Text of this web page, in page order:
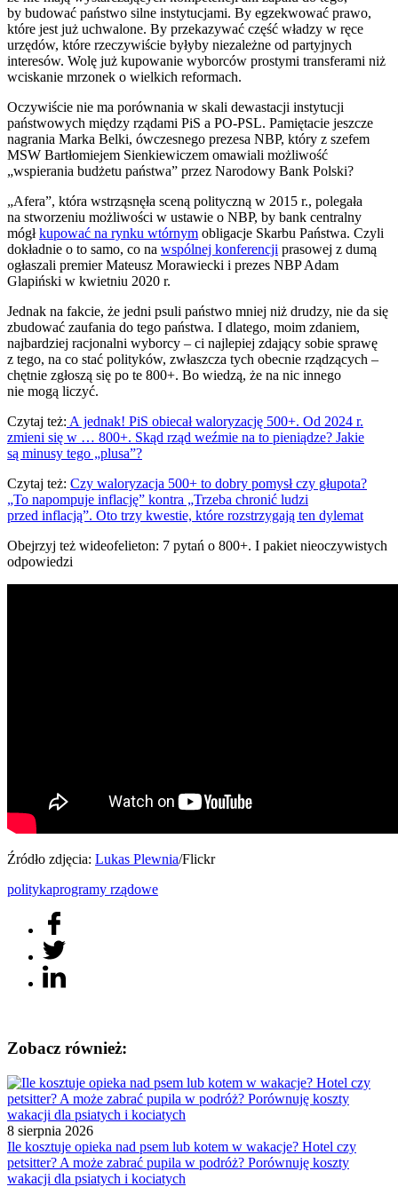
by budować państwo silne instytucjami. By egzekwować prawo,
które jest już uchwalone. By przekazywać część władzy w ręce
urzędów, które rzeczywiście byłyby niezależne od partyjnych
interesów. Wolę już kupowanie wyborców prostymi transferami niż
wciskanie mrzonek o wielkich reformach.
Oczywiście nie ma porównania w skali dewastacji instytucji
państwowych między rządami PiS a PO-PSL. Pamiętacie jeszcze
nagrania Marka Belki, ówczesnego prezesa NBP, który z szefem
MSW Bartłomiejem Sienkiewiczem omawiali możliwość
„wspierania budżetu państwa” przez Narodowy Bank Polski?
„Afera”, która wstrząsnęła sceną polityczną w 2015 r., polegała
na stworzeniu możliwości w ustawie o NBP, by bank centralny
mógłkupować na rynku wtórnym obligacje Skarbu Państwa. Czyli
dokładnie o to samo, co na wspólnej konferencji prasowej z dumą
ogłaszali premier Mateusz Morawiecki i prezes NBP Adam
Glapiński w kwietniu 2020 r.
Jednak na fakcie, że jedni psuli państwo mniej niż drudzy, nie da się
zbudować zaufania do tego państwa. I dlatego, moim zdaniem,
najbardziej racjonalni wyborcy – ci najlepiej zdający sobie sprawę
z tego, na co stać polityków, zwłaszcza tych obecnie rządzących –
chętnie zgłoszą się po te 800+. Bo wiedzą, że na nic innego
nie mogą liczyć.
Czytaj też: A jednak! PiS obiecał waloryzację 500+. Od 2024 r.
zmieni się w … 800+. Skąd rząd weźmie na to pieniądze? Jakie
są minusy tego „plusa”?
Czytaj też: Czy waloryzacja 500+ to dobry pomysł czy głupota?
„To napompuje inflację” kontra „Trzeba chronić ludzi
przed inflacją”. Oto trzy kwestie, które rozstrzygają ten dylemat
Obejrzyj też wideofelieton: 7 pytań o 800+. I pakiet nieoczywistych
odpowiedzi
Źródło zdjęcia: Lukas Plewnia/Flickr
politykaprogramy rządowe
Zobacz również:
8 sierpnia 2026
Ile kosztuje opieka nad psem lub kotem w wakacje? Hotel czy
petsitter? A może zabrać pupila w podróż? Porównuję koszty
wakacji dla psiatych i kociatych